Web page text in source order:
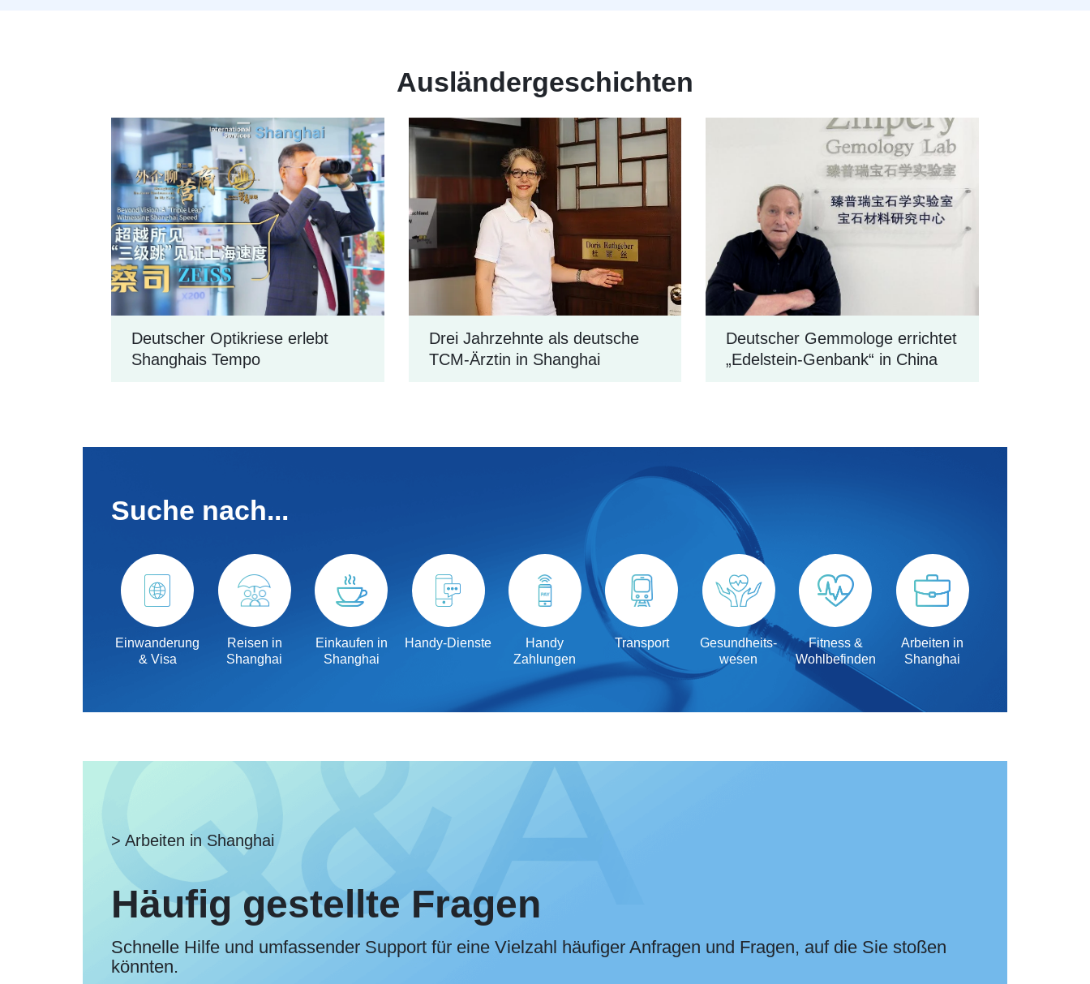
Ausländergeschichten
Deutscher Optikriese erlebt
Shanghais Tempo
Drei Jahrzehnte als deutsche
TCM-Ärztin in Shanghai
Deutscher Gemmologe errichtet
„Edelstein-Genbank“ in China
Suche nach...
Einwanderung
& Visa
Reisen in
Shanghai
Einkaufen in
Shanghai
Handy-Dienste
Handy
Zahlungen
Transport
Gesundheits-
wesen
Fitness &
Wohlbefinden
Arbeiten in
Shanghai
> Arbeiten in Shanghai
Häufig gestellte Fragen
Schnelle Hilfe und umfassender Support für eine Vielzahl häufiger Anfragen und Fragen, auf die Sie stoßen
könnten.